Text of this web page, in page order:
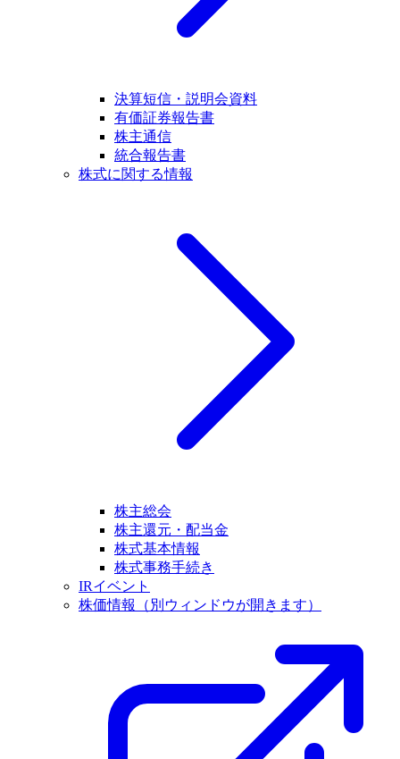
決算短信・説明会資料
有価証券報告書
株主通信
統合報告書
株式に関する情報
株主総会
株主還元・配当金
株式基本情報
株式事務手続き
IRイベント
株価情報
（別ウィンドウが開きます）